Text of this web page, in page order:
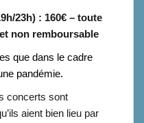
23h) : 160€ – toute
non remboursable
que dans le cadre
pandémie.
concerts sont
aient bien lieu par